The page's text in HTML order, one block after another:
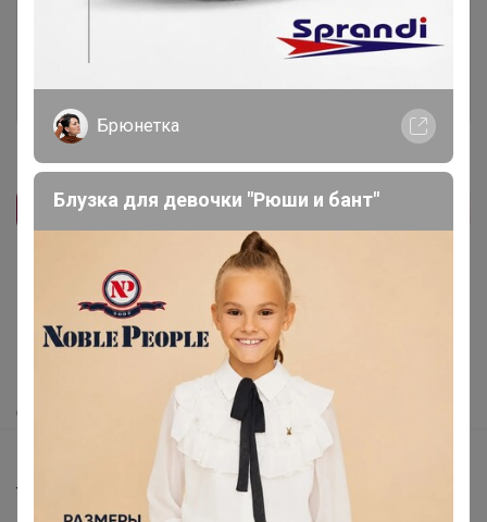
Это займет меньше минуты
Как здесь все устроено?
Как сделать заказ?
Доставка
Торговые марки
Брюнетка
Блузка для девочки "Рюши и бант"